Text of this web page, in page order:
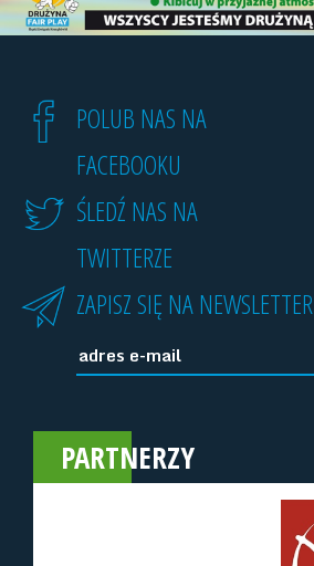
POLUB NAS NA
FACEBOOKU
ŚLEDŹ NAS NA
TWITTERZE
ZAPISZ SIĘ NA NEWSLETTER
PARTNERZY